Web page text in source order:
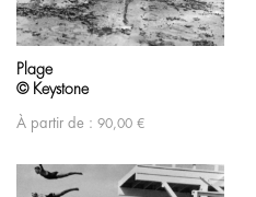
Plage
© Keystone
À partir de : 90,00 €